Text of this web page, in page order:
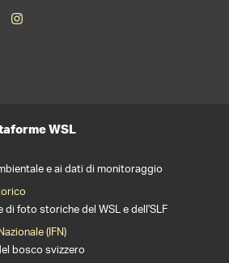
WSL
e ai dati di monitoraggio
foto storiche del WSL e dell'SLF
(IFN)
bosco svizzero